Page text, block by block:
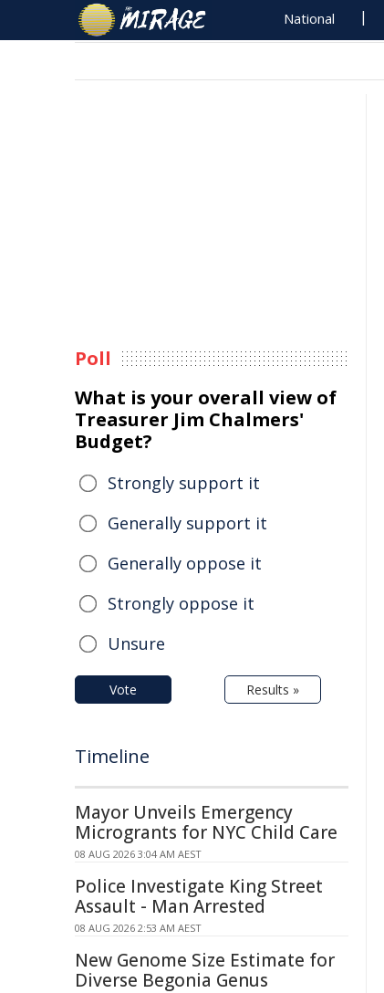
National
Poll
What is your overall view of
Treasurer Jim Chalmers'
Budget?
Strongly support it
Generally support it
Generally oppose it
Strongly oppose it
Unsure
Vote Results »
Timeline
Mayor Unveils Emergency
Microgrants for NYC Child Care
08 AUG 2026 3:04 AM AEST
Police Investigate King Street
Assault - Man Arrested
08 AUG 2026 2:53 AM AEST
New Genome Size Estimate for
Diverse Begonia Genus